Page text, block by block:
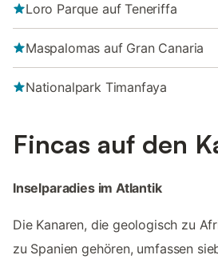
Loro Parque auf Teneriffa
Maspalomas auf Gran Canaria
Nationalpark Timanfaya
Fincas auf den
Inselparadies im Atlantik
Die Kanaren, die geologisch zu
zu Spanien gehören, umfassen